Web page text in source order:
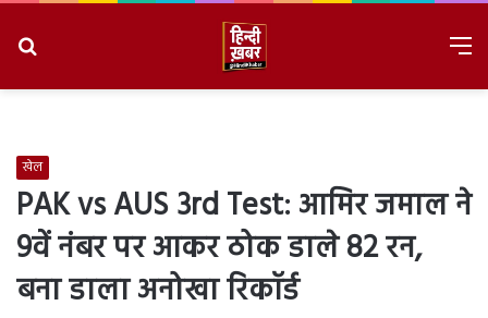
खेल
PAK vs AUS 3rd Test: आमिर जमाल ने
9वें नंबर पर आकर ठोक डाले 82 रन,
बना डाला अनोखा रिकॉर्ड